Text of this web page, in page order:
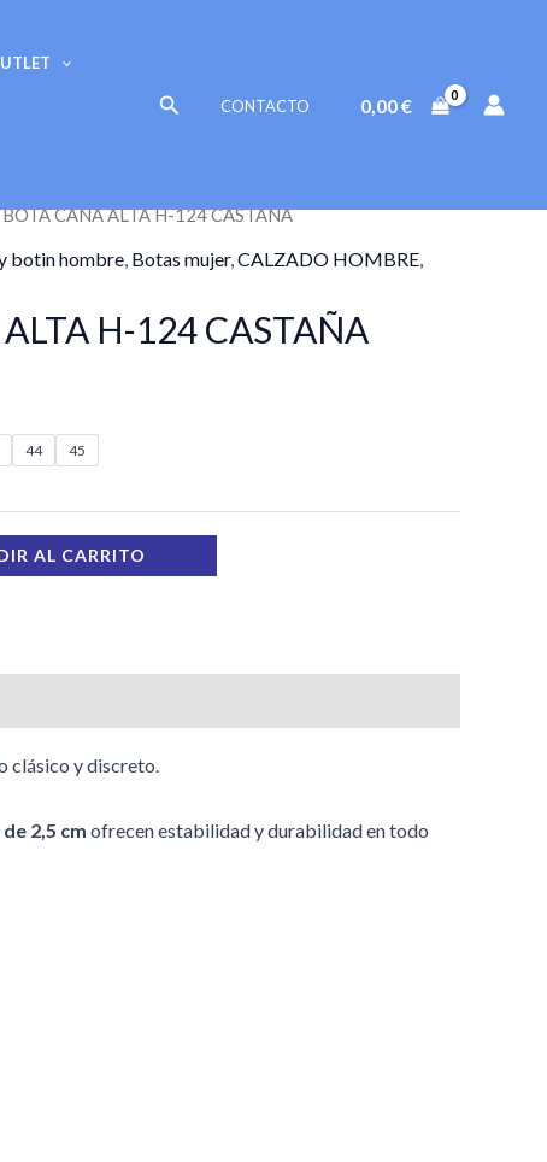
BuscarCONTACTO 0,00€
CAÑA ALTA H-124 CASTAÑA
botin hombre Botas mujer, CALZADO HOMBRE
H-124 CASTAÑA
44 45
AL CARRITO
clásico y discreto.
2,5 cm ofrecen estabilidad y durabilidad en todo